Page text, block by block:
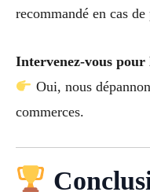
recommandé en cas
Intervenez-vous pour
Oui, nous
commerces.